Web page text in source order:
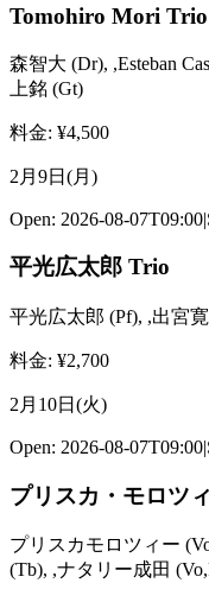
Tomohiro Mori
森智大 (Dr), ,Esteban
上銘 (Gt)
料金: ¥4,500
2月9日(月)
Open: 2026-08-07T09:00|
平光広太郎 Trio
平光広太郎 (Pf), ,出宮
料金: ¥2,700
2月10日(火)
Open: 2026-08-07T09:00|
プリスカ・モロツ
プリスカモロツィー (
(Tb), ,ナタリー成田 (